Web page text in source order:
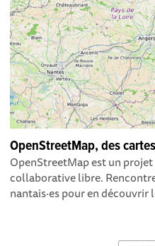
OpenStreetMap, des
OpenStreetMap est un
collaborative libre.
nantais·es pour en découvrir